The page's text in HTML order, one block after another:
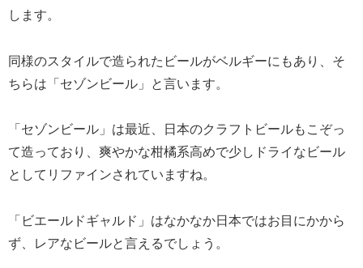
します。
同様のスタイルで造られたビールがベルギーにもあり、そ
ちらは「セゾンビール」と言います。
「セゾンビール」は最近、日本のクラフトビールもこぞっ
て造っており、爽やかな柑橘系高めで少しドライなビール
としてリファインされていますね。
「ビエールドギャルド」はなかなか日本ではお目にかから
ず、レアなビールと言えるでしょう。